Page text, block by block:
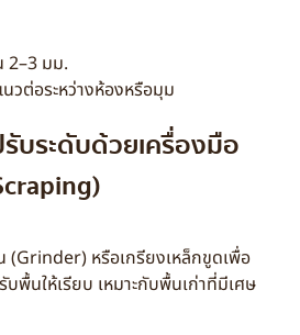
2–3 มม.
วต่อระหว่างห้องหรือมุม
บระดับด้วยเครื่องมือ
(Grinder) หรือเกรียงเหล็กขูดเพื่อ
พื้นให้เรียบ เหมาะกับพื้นเก่าที่มีเศษ